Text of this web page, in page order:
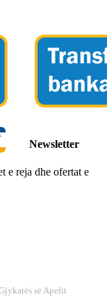
Newsletter
e reja dhe ofertat e
së Apelit